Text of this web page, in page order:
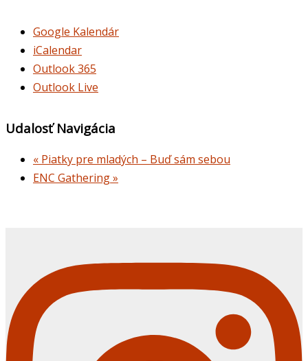
Google Kalendár
iCalendar
Outlook 365
Outlook Live
Udalosť Navigácia
« Piatky pre mladých – Buď sám sebou
ENC Gathering»